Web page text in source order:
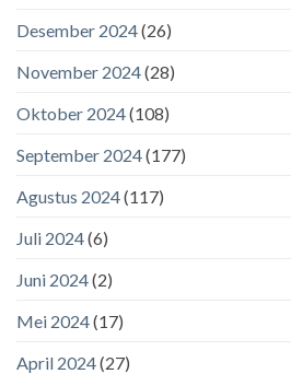
Desember 2024(26)
November 2024(28)
Oktober 2024(108)
September 2024(177)
Agustus 2024(117)
Juli 2024(6)
Juni 2024(2)
Mei 2024(17)
April 2024(27)